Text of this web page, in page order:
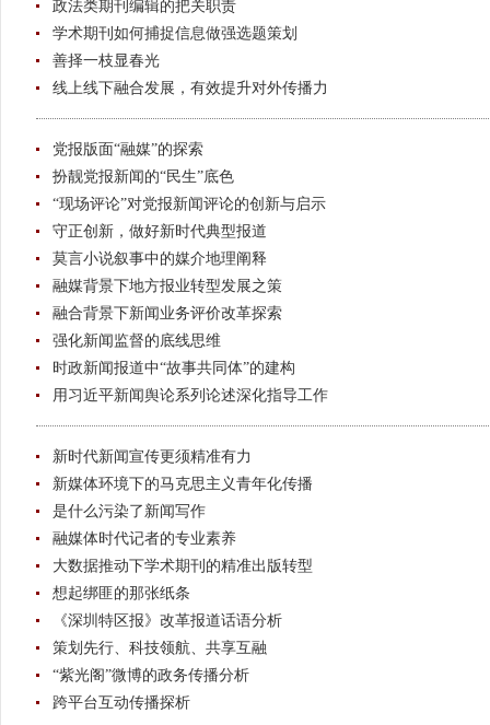
政法类期刊编辑的把关职责
学术期刊如何捕捉信息做强选题策划
善择一枝显春光
线上线下融合发展，有效提升对外传播力
党报版面“融媒”的探索
扮靓党报新闻的“民生”底色
“现场评论”对党报新闻评论的创新与启示
守正创新，做好新时代典型报道
莫言小说叙事中的媒介地理阐释
融媒背景下地方报业转型发展之策
融合背景下新闻业务评价改革探索
强化新闻监督的底线思维
时政新闻报道中“故事共同体”的建构
用习近平新闻舆论系列论述深化指导工作
新时代新闻宣传更须精准有力
新媒体环境下的马克思主义青年化传播
是什么污染了新闻写作
融媒体时代记者的专业素养
大数据推动下学术期刊的精准出版转型
想起绑匪的那张纸条
《深圳特区报》改革报道话语分析
策划先行、科技领航、共享互融
“紫光阁”微博的政务传播分析
跨平台互动传播探析